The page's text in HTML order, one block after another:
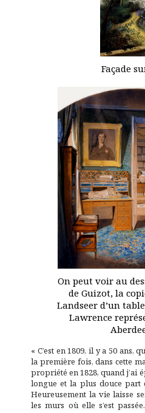
Façade
On peut voir au
de Guizot, la
Landseer d’un
Lawrence
« C’est en 1809, il y a 50 ans,
la première fois, dans cette
propriété en 1828, quand j’ai
longue et la plus douce part
Heureusement la vie laisse
les murs où elle s’est